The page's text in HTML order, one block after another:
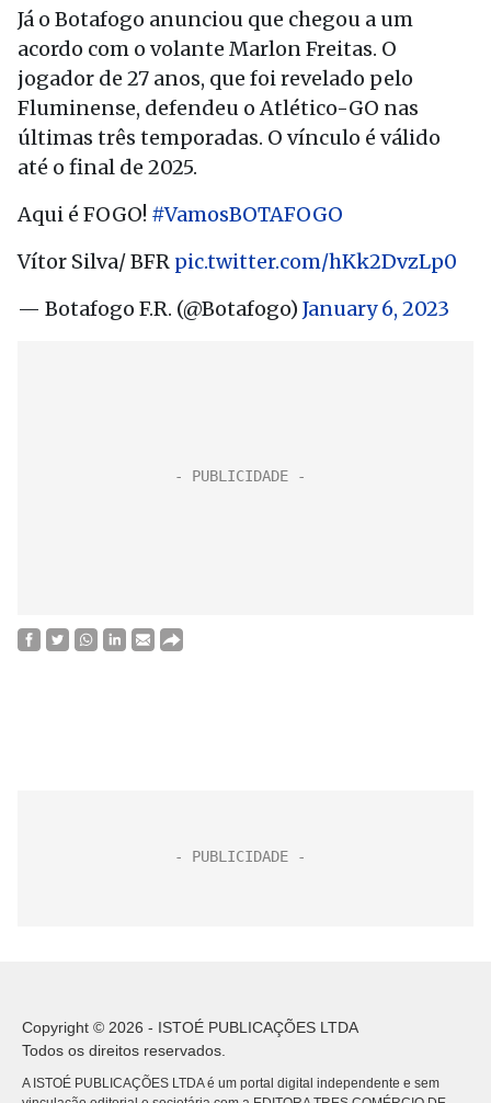
Já o Botafogo anunciou que chegou a um
acordo com o volante Marlon Freitas. O
jogador de 27 anos, que foi revelado pelo
Fluminense, defendeu o Atlético-GO nas
últimas três temporadas. O vínculo é válido
até o final de 2025.
Aqui é FOGO! #VamosBOTAFOGO
Vítor Silva/ BFR pic.twitter.com/hKk2DvzLp0
— Botafogo F.R. (@Botafogo) January 6, 2023
Copyright © 2026 - ISTOÉ PUBLICAÇÕES LTDA
Todos os direitos reservados.
A ISTOÉ PUBLICAÇÕES LTDA é um portal digital independente e sem